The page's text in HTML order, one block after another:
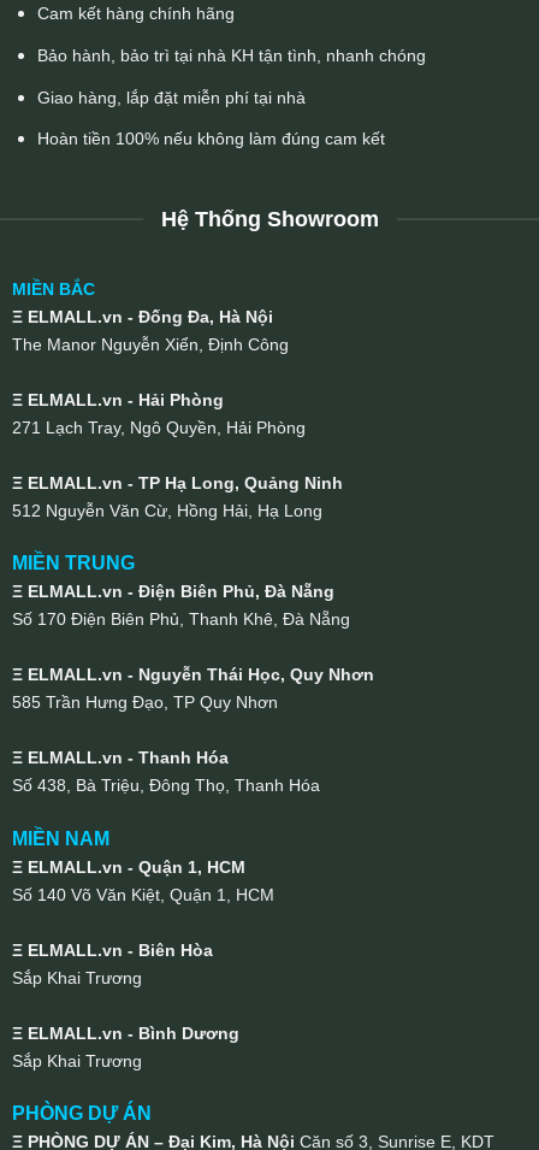
Cam kết hàng chính hãng
Bảo hành, bảo trì tại nhà KH tận tình, nhanh chóng
Giao hàng, lắp đặt miễn phí tại nhà
Hoàn tiền 100% nếu không làm đúng cam kết
Hệ Thống Showroom
MIỀN BẮC
Ξ ELMALL.vn - Đống Đa, Hà Nội
The Manor Nguyễn Xiển, Định Công
Ξ ELMALL.vn - Hải Phòng
271 Lạch Tray, Ngô Quyền, Hải Phòng
Ξ ELMALL.vn - TP Hạ Long, Quảng Ninh
512 Nguyễn Văn Cừ, Hồng Hải, Hạ Long
MIỀN TRUNG
Ξ ELMALL.vn - Điện Biên Phủ, Đà Nẵng
Số 170 Điện Biên Phủ, Thanh Khê, Đà Nẵng
Ξ ELMALL.vn - Nguyễn Thái Học, Quy Nhơn
585 Trần Hưng Đạo, TP Quy Nhơn
Ξ ELMALL.vn - Thanh Hóa
Số 438, Bà Triệu, Đông Thọ, Thanh Hóa
MIỀN NAM
Ξ ELMALL.vn - Quận 1, HCM
Số 140 Võ Văn Kiệt, Quận 1, HCM
Ξ ELMALL.vn - Biên Hòa
Sắp Khai Trương
Ξ ELMALL.vn - Bình Dương
Sắp Khai Trương
PHÒNG DỰ ÁN
Ξ PHÒNG DỰ ÁN – Đại Kim, Hà Nội Căn số 3, Sunrise E, KDT